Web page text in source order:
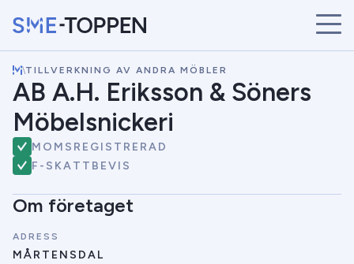
START
ÅRETS VINNARE
BRANSCHER
SÖK
NYHETER
\TILLVERKNING AV ANDRA MÖBLER
AB A.H. Eriksson & Söners
Möbelsnickeri
MOMSREGISTRERAD
F-SKATTBEVIS
Om företaget
ADRESS
MÅRTENSDAL